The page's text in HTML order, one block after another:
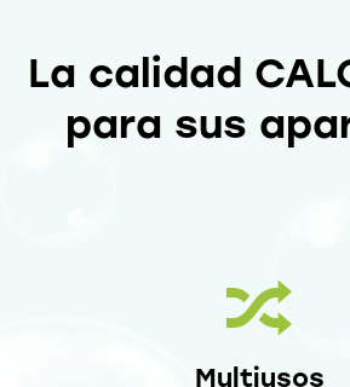
La calidad
para sus
Multiusos